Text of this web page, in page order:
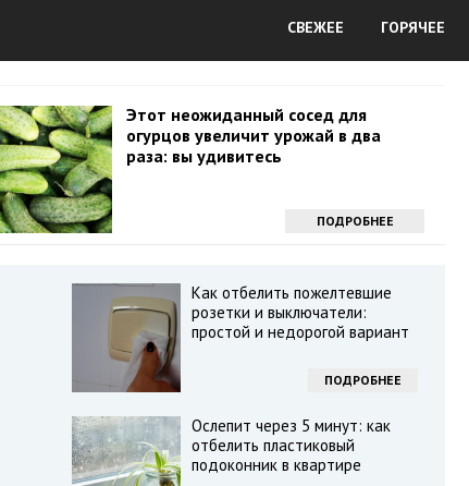
СВЕЖЕЕ ГОРЯЧЕЕ
Этот неожиданный сосед для
огурцов увеличит урожай в два
раза: вы удивитесь
ПОДРОБНЕЕ
Как отбелить пожелтевшие
розетки и выключатели:
простой и недорогой вариант
ПОДРОБНЕЕ
Ослепит через 5 минут: как
отбелить пластиковый
подоконник в квартире